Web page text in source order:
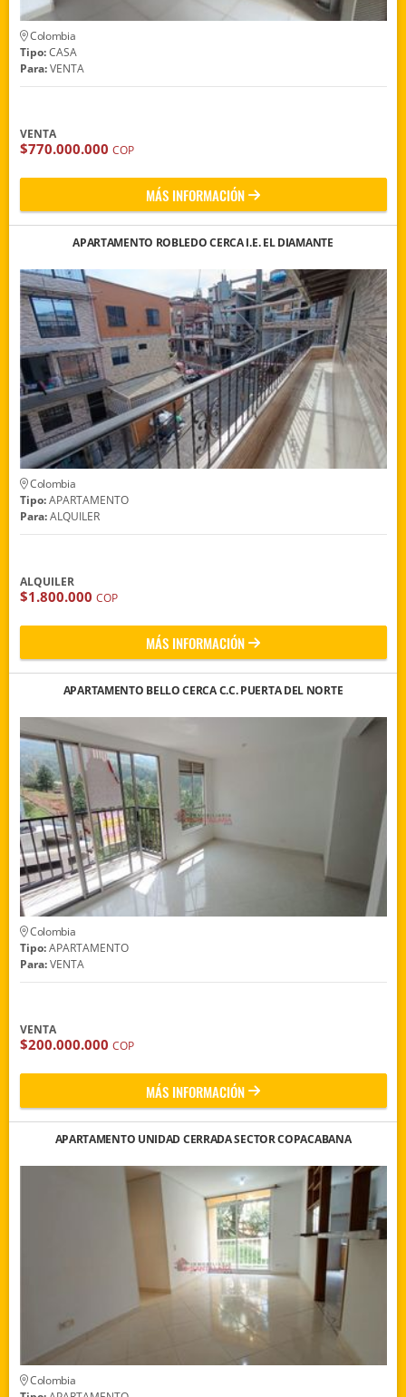
Colombia
Tipo:CASA
Para:VENTA
VENTA
$770.000.000 COP
MÁS INFORMACIÓN
APARTAMENTO ROBLEDO CERCA I.E. EL DIAMANTE
Colombia
Tipo:APARTAMENTO
Para:ALQUILER
ALQUILER
$1.800.000 COP
MÁS INFORMACIÓN
APARTAMENTO BELLO CERCA C.C. PUERTA DEL NORTE
Colombia
Tipo:APARTAMENTO
Para:VENTA
VENTA
$200.000.000 COP
MÁS INFORMACIÓN
APARTAMENTO UNIDAD CERRADA SECTOR COPACABANA
Colombia